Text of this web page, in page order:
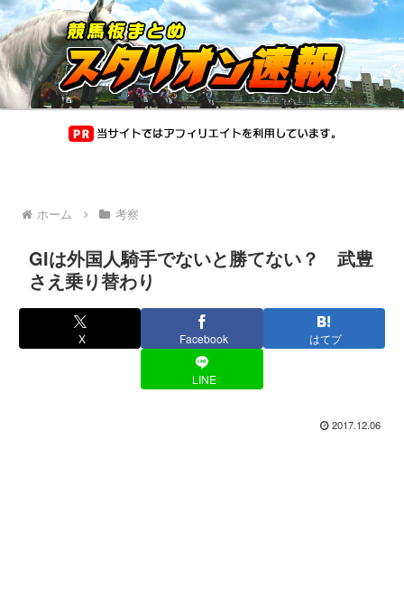
ホーム 考察
GIは外国人騎手でないと勝てない？ 武豊
さえ乗り替わり
X Facebook はてブ
LINE
2017.12.06